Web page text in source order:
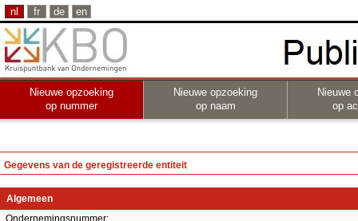
nl fr de en
Nieuwe opzoeking
op nummer
Nieuwe opzoeking
op naam
Nieuwe
op
Gegevens van de geregistreerde entiteit
Algemeen
Ondernemingsnummer: